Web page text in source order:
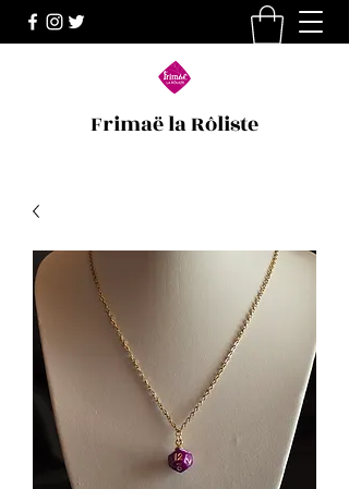
Frimaë la Rôliste